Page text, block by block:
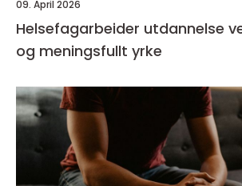
09. April 2026
Helsefagarbeider utdannelse veien til et trygt
og meningsfullt yrke